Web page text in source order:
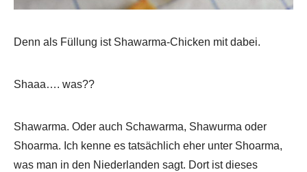
Denn als Füllung ist Shawarma-Chicken mit dabei.
Shaaa…. was??
Shawarma. Oder auch Schawarma, Shawurma oder
Shoarma. Ich kenne es tatsächlich eher unter Shoarma,
was man in den Niederlanden sagt. Dort ist dieses